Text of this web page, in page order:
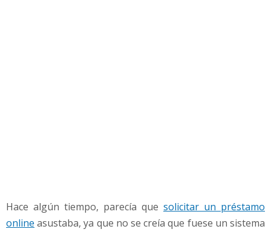
i
Hace algún tiempo, parecía que solicitar un préstamo
online asustaba, ya que no se creía que fuese un sistema